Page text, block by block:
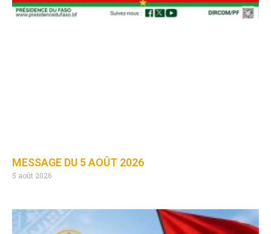
MESSAGE DU 5 AOÛT 2026
5 août 2026